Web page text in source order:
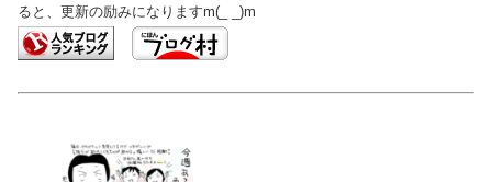
ると、更新の励みになりますm(_ _)m